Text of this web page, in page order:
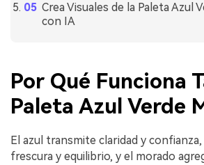
Crea Visuales de la Paleta Azul
con IA
Por Qué Funciona
Paleta Azul Verde
El azul transmite claridad y
frescura y equilibrio, y el morado